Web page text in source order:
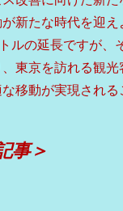
新たな時代を迎え
ルの延長ですが、
東京を訪れる観光
移動が実現される
事＞